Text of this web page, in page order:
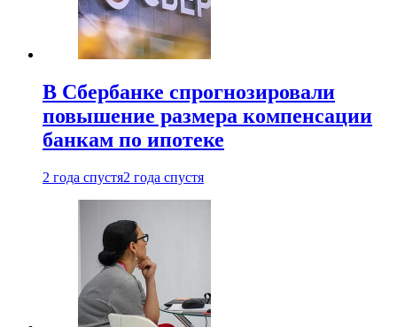
В Сбербанке спрогнозировали
повышение размера компенсации
банкам по ипотеке
2 года спустя2 года спустя